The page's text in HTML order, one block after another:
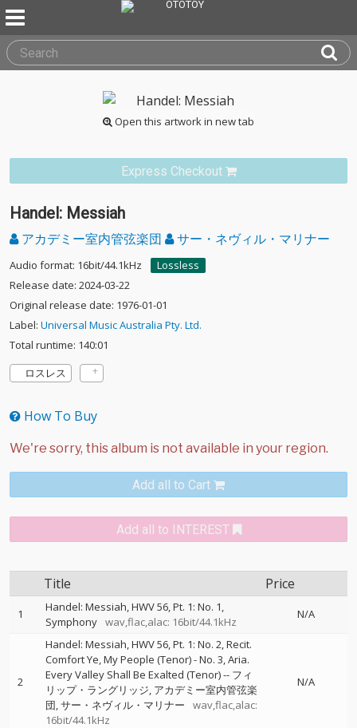
Open this artwork in new tab
Express Checkout
Handel: Messiah
アカデミー室内管弦楽団 サー・ネヴィル・マリナー
Audio format: 16bit/44.1kHz
Lossless
Release date: 2024-03-22
Original release date: 1976-01-01
Label: Universal Music Australia Pty. Ltd.
Total runtime: 140:01
ロスレス
How To Buy
Add all to Cart
Add all to INTEREST
Title Price
1
Handel: Messiah, HWV 56, Pt. 1: No. 1,
Symphony wav,flac,alac: 16bit/44.1kHz
N/A
2
Handel: Messiah, HWV 56, Pt. 1: No. 2, Recit.
Comfort Ye, My People (Tenor) - No. 3, Aria.
Every Valley Shall Be Exalted (Tenor)-- フィ
リップ・ラングリッジ アカデミー室内管弦楽
団 サー・ネヴィル・マリナー
wav,flac,alac:
16bit/44.1kHz
N/A